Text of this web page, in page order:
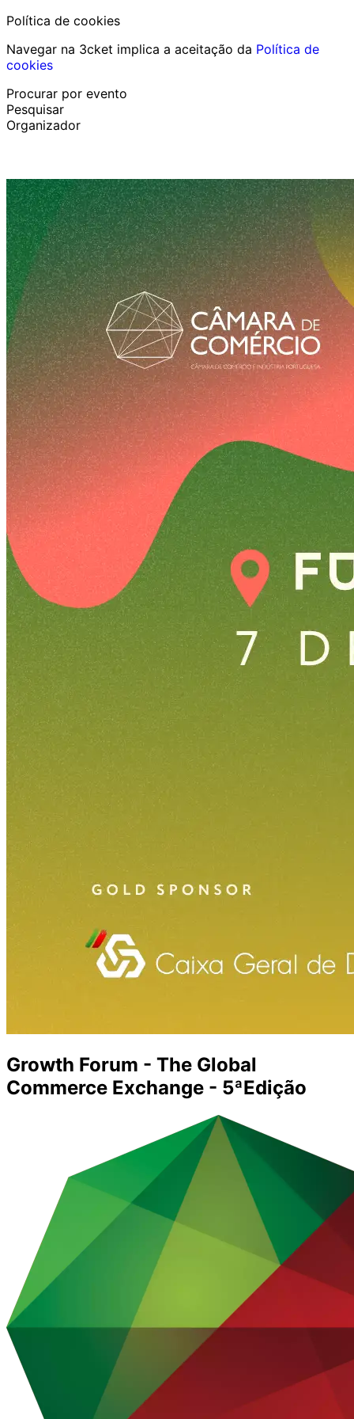
Política de cookies
Navegar na 3cket implica a aceitação da Política de
cookies
Procurar por evento
Pesquisar
Organizador
Português
Ajuda ao participantePerdi o meu bilhete
LoginPromover evento
Growth Forum - The Global
Commerce Exchange - 5ªEdição